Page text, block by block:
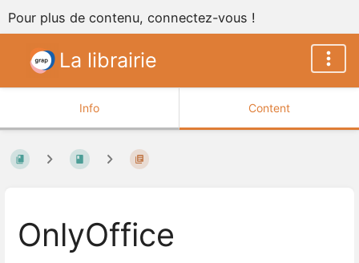
Pour plus de contenu, connectez-vous !
La librairie
Info Content
OnlyOffice